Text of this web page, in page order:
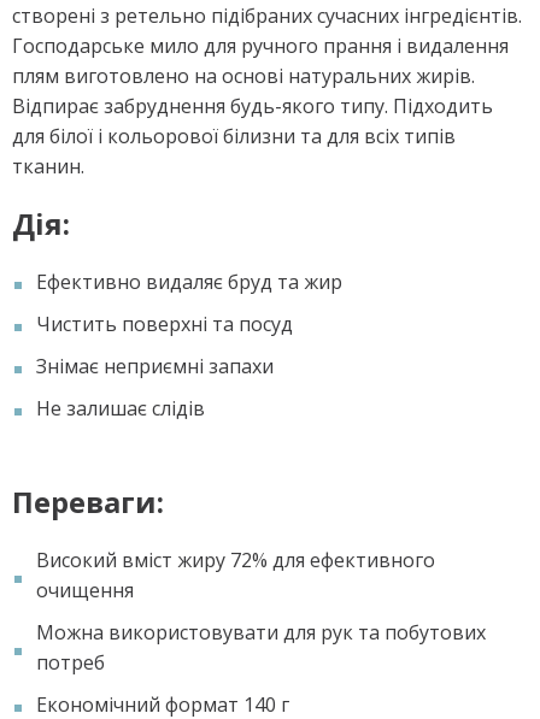
створені з ретельно підібраних сучасних інгредієнтів.
Господарське мило для ручного прання і видалення
плям виготовлено на основі натуральних жирів.
Відпирає забруднення будь-якого типу. Підходить
для білої і кольорової білизни та для всіх типів
тканин.
Дія:
Ефективно видаляє бруд та жир
Чистить поверхні та посуд
Знімає неприємні запахи
Не залишає слідів
Переваги:
Високий вміст жиру 72% для ефективного
очищення
Можна використовувати для рук та побутових
потреб
Економічний формат 140 г